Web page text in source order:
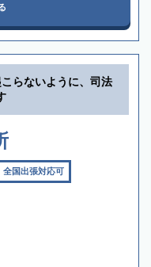
らないように、司法
全国出張対応可